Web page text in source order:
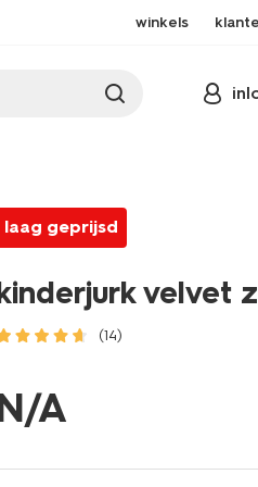
winkels
laag geprijsd
velvet
(14)
A